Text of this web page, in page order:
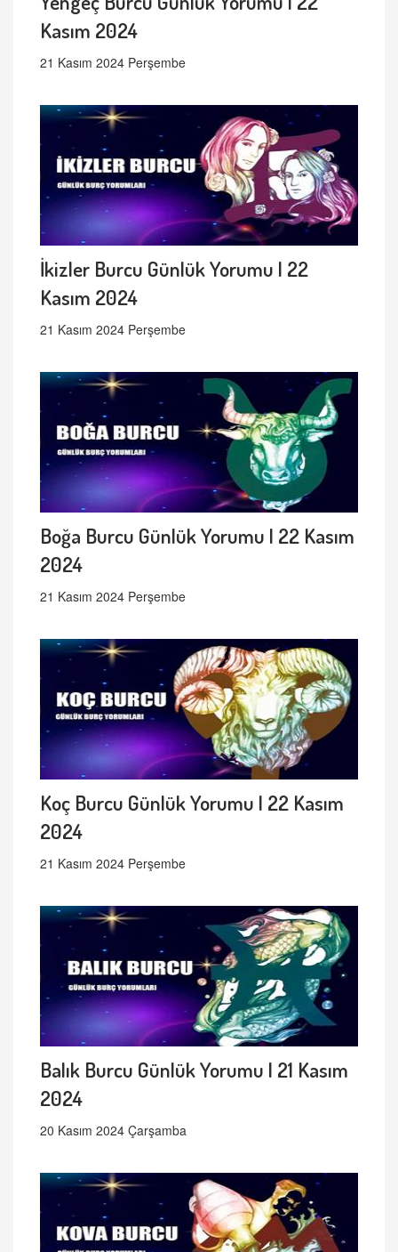
Kasım 2024
21 Kasım 2024 Perşembe
İkizler Burcu Günlük Yorumu | 22
Kasım 2024
21 Kasım 2024 Perşembe
Boğa Burcu Günlük Yorumu | 22 Kasım
2024
21 Kasım 2024 Perşembe
Koç Burcu Günlük Yorumu | 22 Kasım
2024
21 Kasım 2024 Perşembe
Balık Burcu Günlük Yorumu | 21 Kasım
2024
20 Kasım 2024 Çarşamba